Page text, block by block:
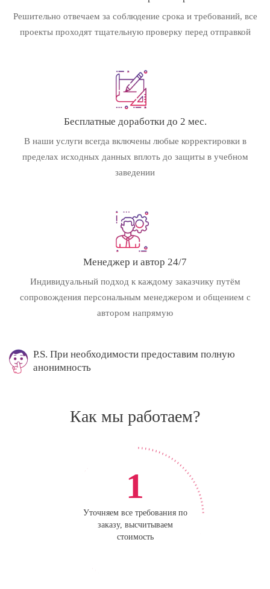
Решительно отвечаем за соблюдение срока и требований, все
проекты проходят тщательную проверку перед отправкой
Бесплатные доработки до 2 мес.
В наши услуги всегда включены любые корректировки в
пределах исходных данных вплоть до защиты в учебном
заведении
Менеджер и автор 24/7
Индивидуальный подход к каждому заказчику путём
сопровождения персональным менеджером и общением с
автором напрямую
P.S. При необходимости предоставим полную
анонимность
Как мы работаем?
1
Уточняем все требования по
заказу, высчитываем
стоимость